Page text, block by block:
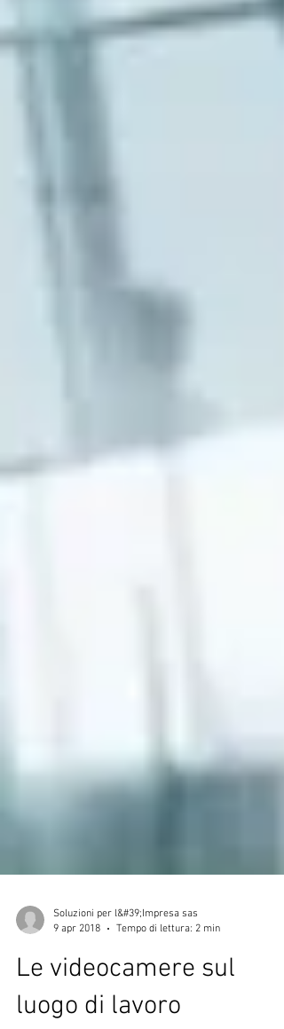
9 apr 2018
Tempo di lettura: 2 min
Le videocamere sul